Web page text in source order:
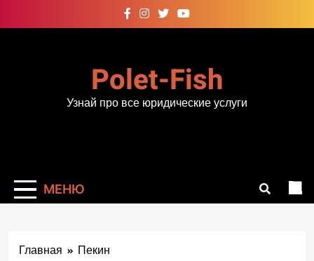
к
Polet-Fish
Узнай про все юридические услуги
МЕНЮ
Главная Пекин